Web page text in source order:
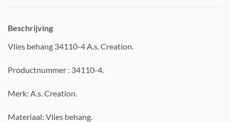
Beschrijving
Vlies behang 34110-4 A.s. Creation.
Productnummer : 34110-4.
Merk: A.s. Creation.
Materiaal: Vlies behang.